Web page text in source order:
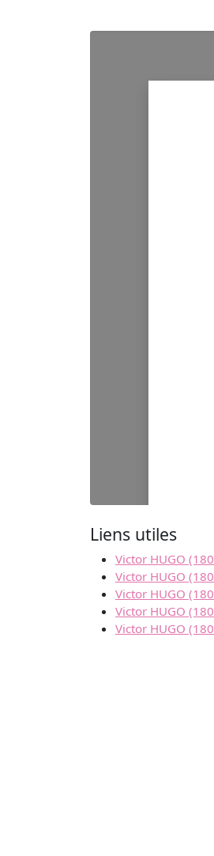
Liens utiles
Victor HUGO
Victor HUGO
Victor HUGO
Victor HUGO
Victor HUGO